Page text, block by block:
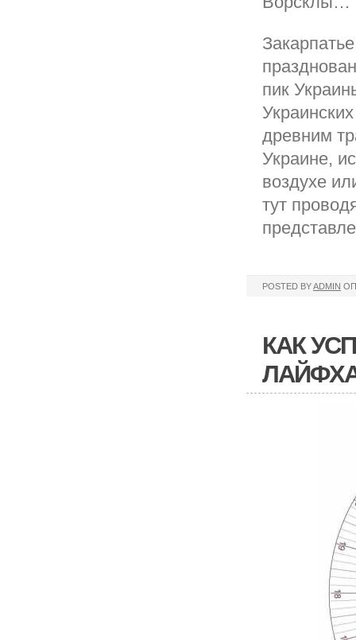
пик
древним
Украине,
воздухе
тут
POSTED BYADMIN
КАК